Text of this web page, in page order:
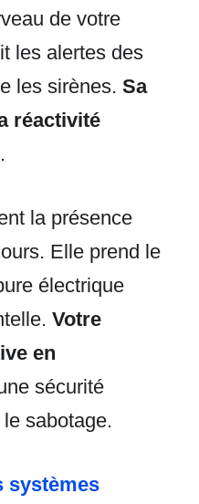
de votre
les alertes des
les sirènes. Sa
réactivité
.
la présence
Elle prend le
électrique
Votre
en
sécurité
sabotage.
systèmes